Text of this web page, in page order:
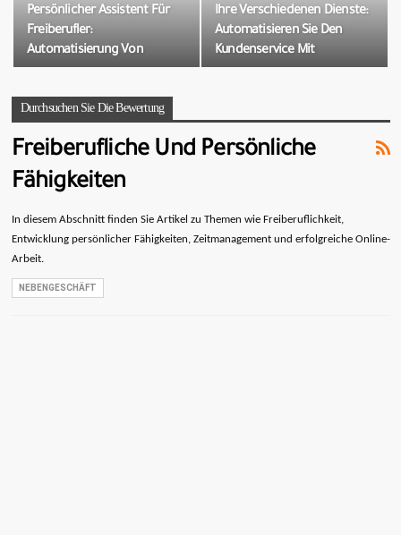
Persönlicher Assistent Für
Freiberufler:
Automatisierung Von
Recherche,
Usw.
Ihre Verschiedenen Dienste:
Automatisieren Sie Den
Kundenservice Mit
Künstlicher Intelligenz.
Durchsuchen Sie Die Bewertung
Freiberufliche Und Persönliche
Fähigkeiten
In diesem Abschnitt finden Sie Artikel zu Themen wie Freiberuflichkeit,
Entwicklung persönlicher Fähigkeiten, Zeitmanagement und erfolgreiche Online-
Arbeit.
NEBENGESCHÄFT